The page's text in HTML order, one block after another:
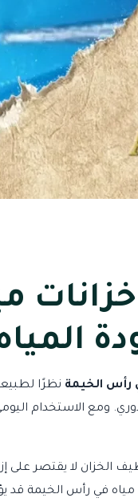
رأس الخيمة نظرًا
ومع الاستخدام
الخزان لا يقتصر على
في رأس الخيمة قد